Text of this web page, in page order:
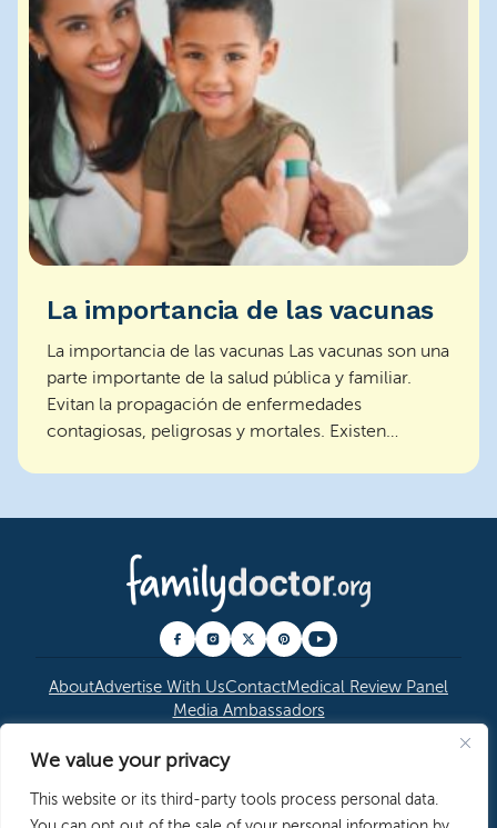
We value your privacy
This website or its third-party tools process personal data.
La importancia de las vacunas
La importancia de las vacunas Las vacunas son una
parte importante de la salud pública y familiar.
Evitan la propagación de enfermedades
contagiosas, peligrosas y mortales. Existen
AboutAdvertise With UsContactMedical Review Panel
Media Ambassadors
Copyright Permissions | Editorial Policy | Privacy